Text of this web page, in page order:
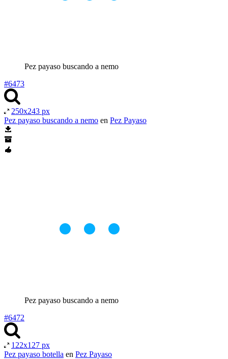
Pez payaso buscando a nemo
#6473
250x243 px
Pez payaso buscando a nemo en Pez Payaso
Pez payaso buscando a nemo
#6472
122x127 px
Pez payaso botella en Pez Payaso